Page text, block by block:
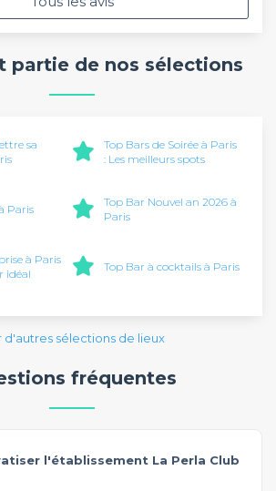
m'asseoir, pouvoir discuter sans hurler, boire
partie de nos sélections
sa
Top Bars de Soirée à Paris
: Les meilleurs spots
Paris
Top Bar Nouvel an 2026 à
Paris
à Paris
idéal
Top Bar à cocktails à Paris
d'autres sélections de lieux
fréquentes
l'établissement La Perla Club